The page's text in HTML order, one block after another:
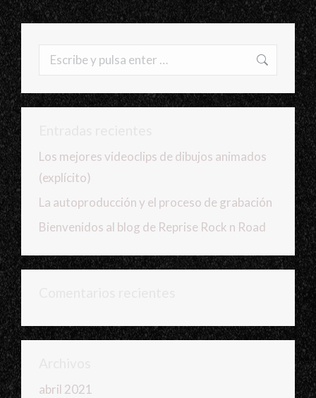
Buscar:
Los mejores videoclips de dibujos animados
(explícito)
La autoproducción y el proceso de grabación
Bienvenidos al blog de Reprise Rock n Road
abril 2021